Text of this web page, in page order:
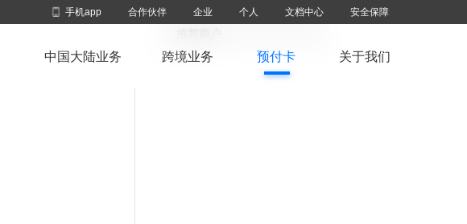
手机app 合作伙伴 企业 个人 文档中心 安全保障
中国大陆业务 跨境业务 预付卡 关于我们